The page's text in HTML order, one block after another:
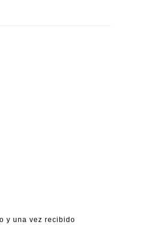
y una vez recibido